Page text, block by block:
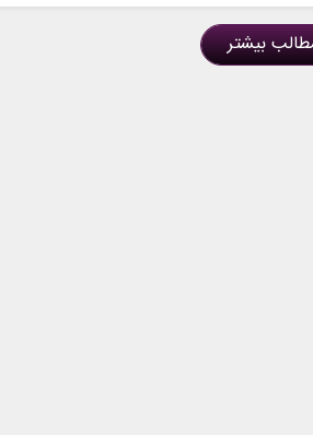
بیشتر